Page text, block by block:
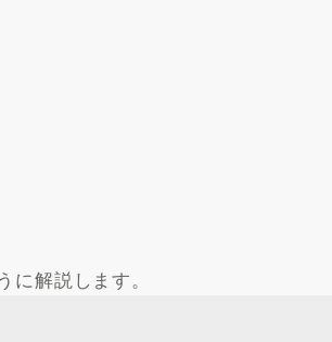
解説します。